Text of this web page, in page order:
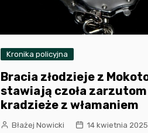
Kronika policyjna
Bracia złodzieje z
stawiają czoła zarzutom
kradzieże z włamaniem
Błażej Nowicki 14 kwietnia 2025